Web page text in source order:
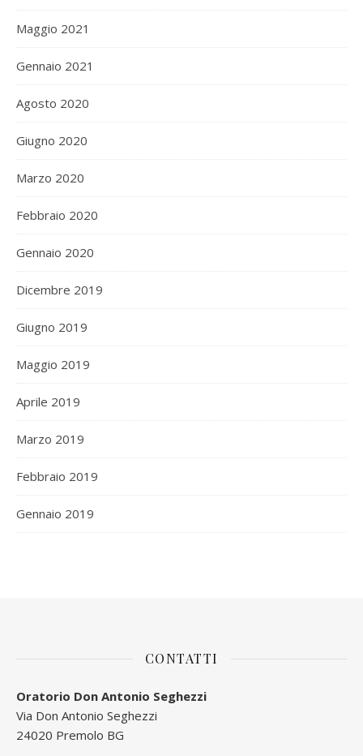
Maggio 2021
Gennaio 2021
Agosto 2020
Giugno 2020
Marzo 2020
Febbraio 2020
Gennaio 2020
Dicembre 2019
Giugno 2019
Maggio 2019
Aprile 2019
Marzo 2019
Febbraio 2019
Gennaio 2019
CONTATTI
Oratorio Don Antonio Seghezzi
Via Don Antonio Seghezzi
24020 Premolo BG